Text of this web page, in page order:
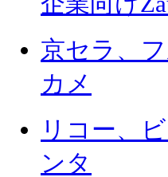
京セラ、
カメ
リコー、
ンタ